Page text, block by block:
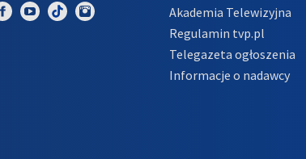
Akademia Telewizyjna
Regulamin tvp.pl
Telegazeta ogłoszenia
Informacje o nadawcy